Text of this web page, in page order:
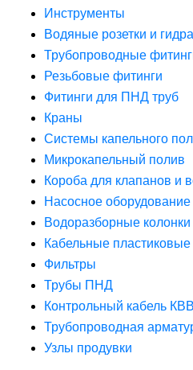
Инструменты
Водяные розетки и
Трубопроводные
Резьбовые фитинги
Фитинги для ПНД труб
Краны
Системы капельного
Микрокапельный полив
Короба для клапанов и
Насосное оборудование
Водоразборные колонки
Кабельные
Фильтры
Трубы ПНД
Контрольный кабель
Трубопроводная
Узлы продувки